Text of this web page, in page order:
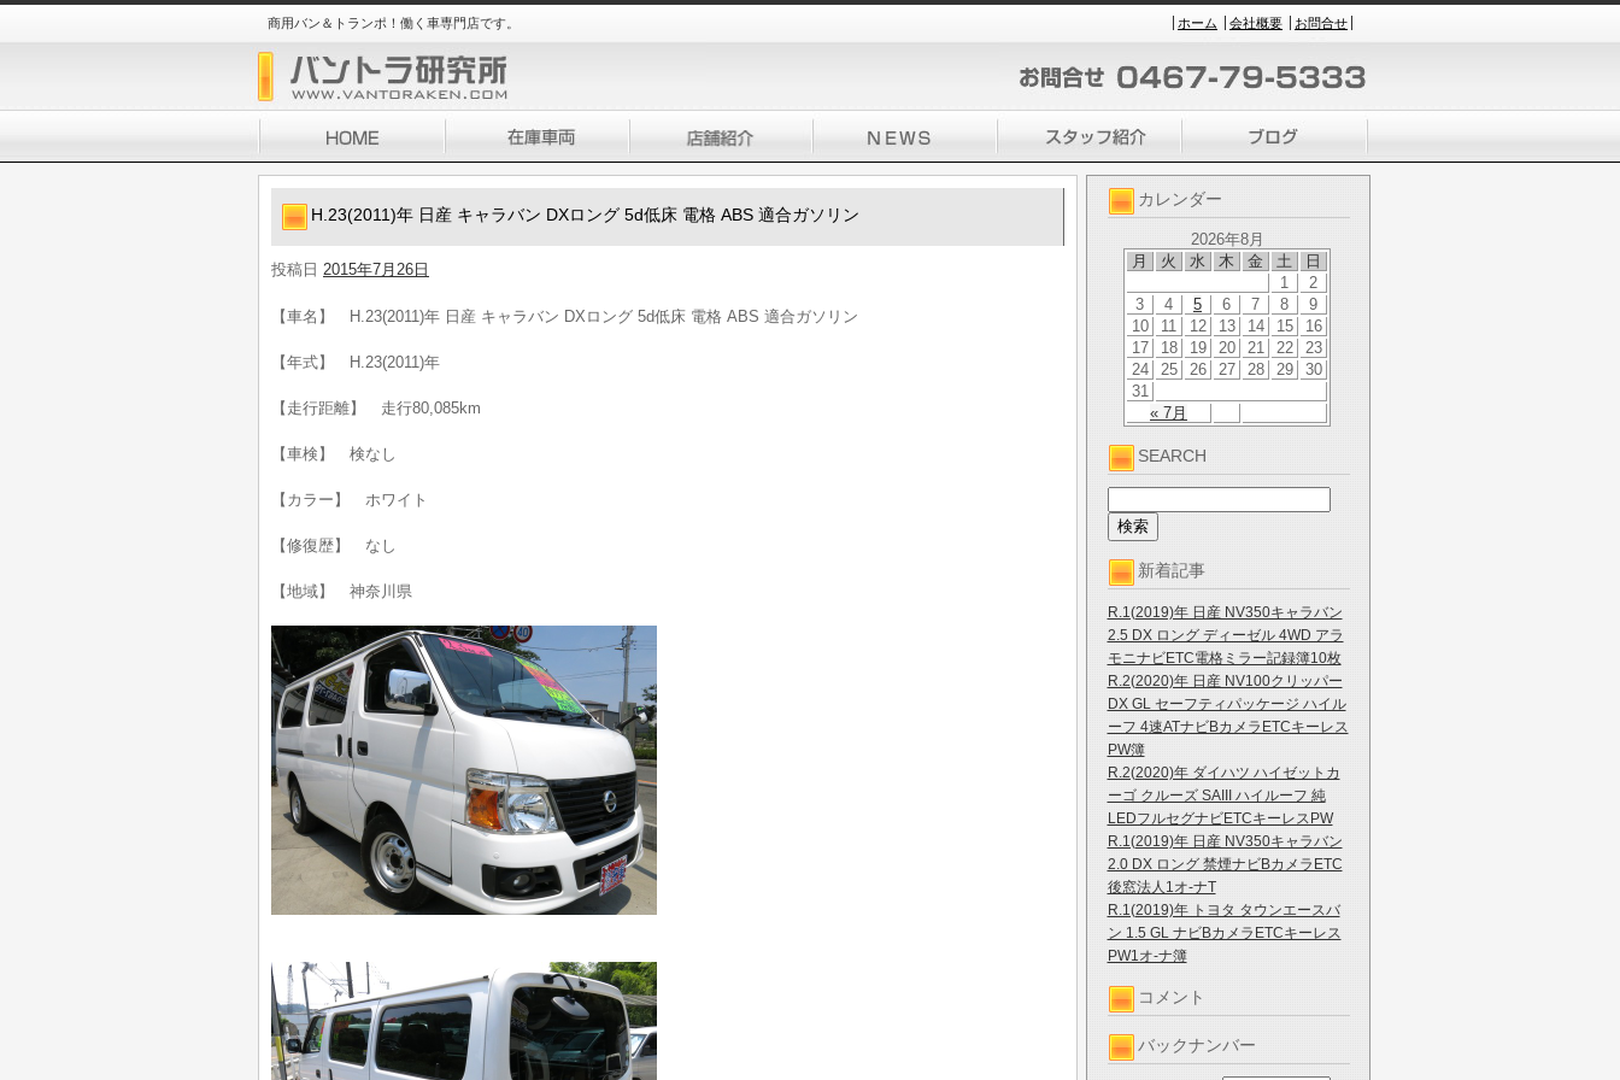
商用バン＆トランポ！働く車専門店です。 ホーム 会社概要 お問合せ
カレンダー
2026年8月
月
火 水 木 金 土 日
« 7月
1
2
3
4 5 6 7 8
9
10
11 12 13 14 15
16
17
18 19 20 21 22
23
24
25 26 27 28 29
30
31
SEARCH
新着記事
R.1(2019)年 日産 NV350キャラバン
2.5 DX ロング ディーゼル 4WD アラ
モニナビETC電格ミラー記録簿10枚
R.2(2020)年 日産 NV100クリッパー
DX GL セーフティパッケージ ハイル
ーフ 4速ATナビBカメラETCキーレス
PW簿
R.2(2020)年 ダイハツ ハイゼットカ
ーゴ クルーズ SAIII ハイルーフ 純
LEDフルセグナビETCキーレスPW
R.1(2019)年 日産 NV350キャラバン
2.0 DX ロング 禁煙ナビBカメラETC
後窓法人1オ-ナT
R.1(2019)年 トヨタ タウンエースバ
ン 1.5 GL ナビBカメラETCキーレス
PW1オ-ナ簿
コメント
バックナンバー
H.23(2011)年 日産 キャラバン DXロング 5d低床 電格 ABS 適合ガソリン
投稿日 2015年7月26日
【車名】 H.23(2011)年 日産 キャラバン DXロング 5d低床 電格 ABS 適合ガソリン
【年式】 H.23(2011)年
【走行距離】 走行80,085km
【車検】 検なし
【カラー】 ホワイト
【修復歴】 なし
【地域】 神奈川県